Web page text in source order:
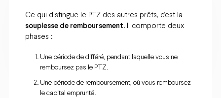
Ce qui distingue le PTZ des autres prêts, c’est la
souplesse de remboursement. Il comporte deux
phases :
Une période de différé, pendant laquelle vous ne
remboursez pas le PTZ.
Une période de remboursement, où vous remboursez
le capital emprunté.